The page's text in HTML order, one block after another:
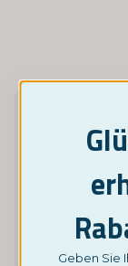
Geben Sie